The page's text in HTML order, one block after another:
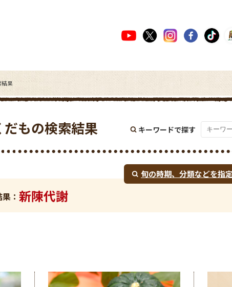
結果
もの検索結果 キーワードで探す
： 新陳代謝
旬の時期、 分類などを指